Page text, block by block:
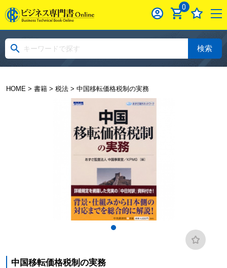
0
検索
HOME> 書籍> 税法> 中国移転価格税制の実務
中国移転価格税制の実務